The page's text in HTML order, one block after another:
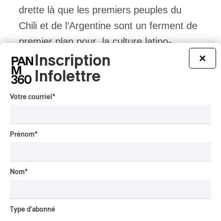
drette là que les premiers peuples du
Chili et de l’Argentine sont un ferment de
premier plan pour la culture latino-
américaine en général, y compris dans
les zones septentrionales où nous
autochtones, latines, québécoises
×
Inscription
Infolettre
Votre courriel *
Prénom*
Nom*
Type d'abonné